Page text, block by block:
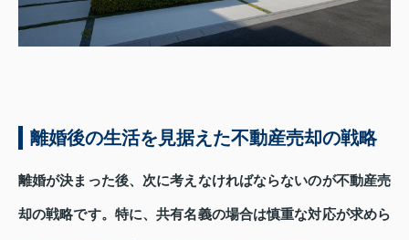
離婚後の生活を見据えた不動産売却の戦略
離婚が決まった後、次に考えなければならないのが不動産売
却の戦略です。特に、共有名義の場合は慎重な対応が求めら